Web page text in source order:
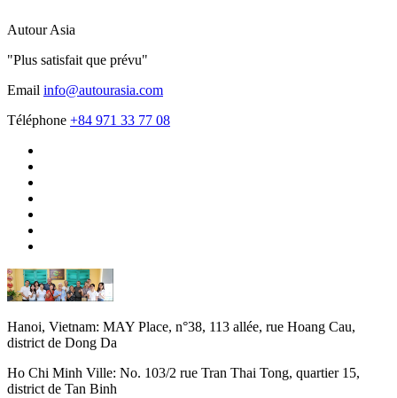
Autour Asia
"Plus satisfait que prévu"
Email info@autourasia.com
Téléphone +84 971 33 77 08
Hanoi, Vietnam: MAY Place, n°38, 113 allée, rue Hoang Cau,
district de Dong Da
Ho Chi Minh Ville: No. 103/2 rue Tran Thai Tong, quartier 15,
district de Tan Binh